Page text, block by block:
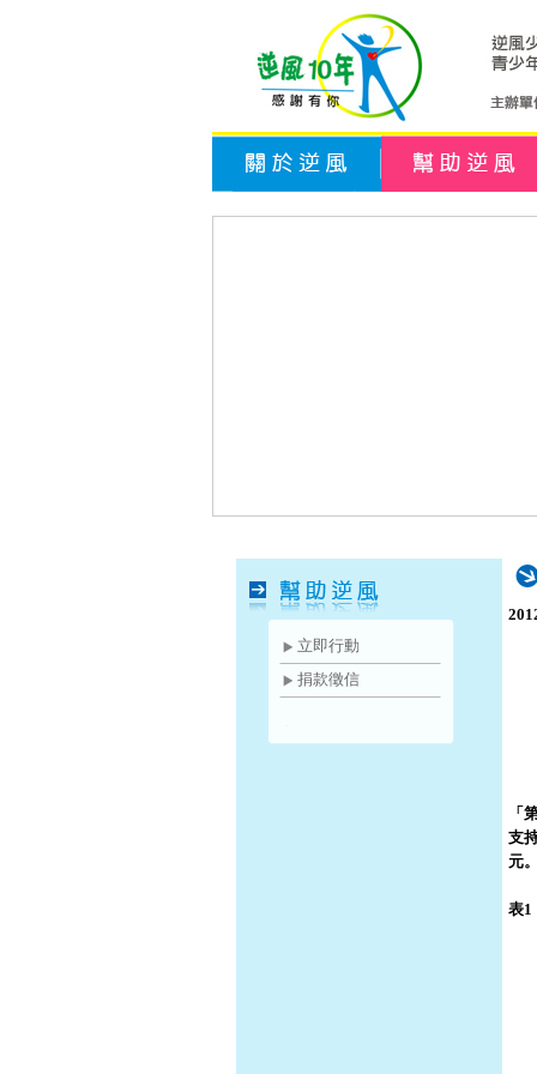
立即行動
捐款徵信
「
支
元
表1